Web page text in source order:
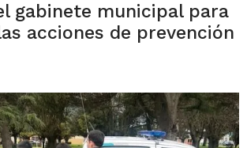
gabinete municipal para
acciones de prevención